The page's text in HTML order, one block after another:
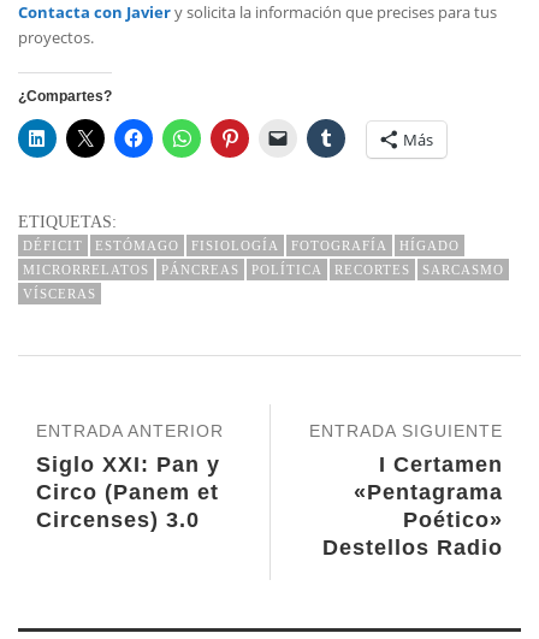
Contacta con Javiery solicita la información que precises para tus
proyectos.
¿Compartes?
Más
ETIQUETAS:
DÉFICIT ESTÓMAGO FISIOLOGÍA FOTOGRAFÍA
HÍGADO
MICRORRELATOS
PÁNCREAS POLÍTICA RECORTES
SARCASMO
VÍSCERAS
ENTRADA SIGUIENTE
I Certamen
«Pentagrama
Poético»
Destellos Radio
ENTRADA ANTERIOR
Siglo XXI: Pan y
Circo (Panem et
Circenses) 3.0